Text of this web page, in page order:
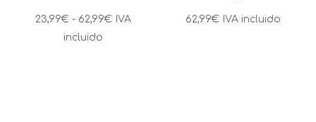
23,99€ - 62,99€Rango
IVA
incluido
62,99€ IVA incluido